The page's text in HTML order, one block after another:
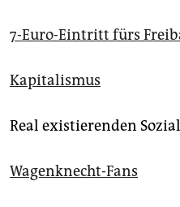
7-Euro-Eintritt fürs
Kapitalismus
Real existierenden
Wagenknecht-Fans